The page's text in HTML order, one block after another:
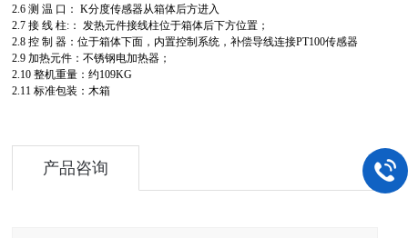
2.6 测 温 口： K分度传感器从箱体后方进入
2.7 接 线 柱:： 发热元件接线柱位于箱体后下方位置；
2.8 控 制 器：位于箱体下面，内置控制系统，补偿导线连接PT100传感器
2.9 加热元件：不锈钢电加热器；
2.10 整机重量：约109KG
2.11 标准包装：木箱
产品咨询